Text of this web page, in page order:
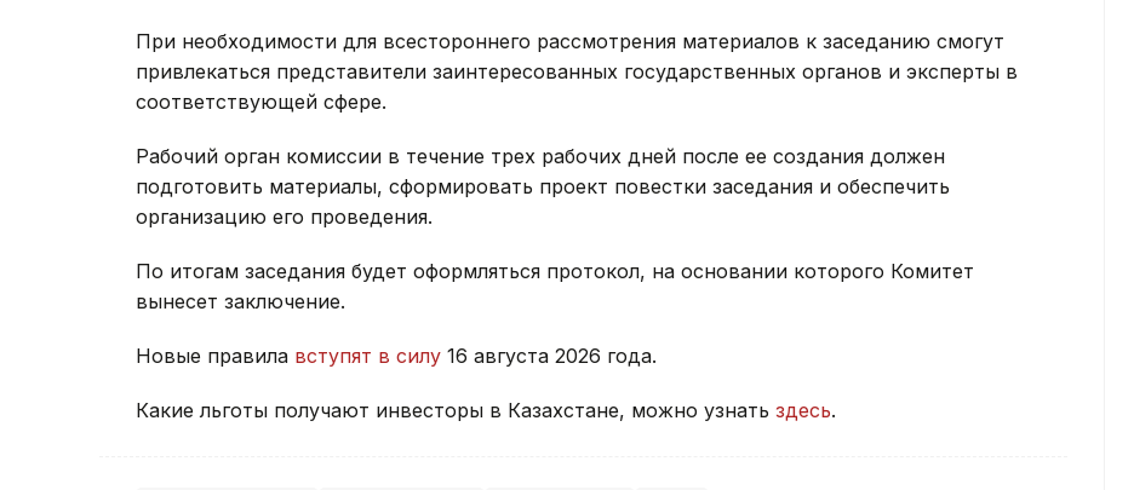
При необходимости для всестороннего рассмотрения материалов к заседанию смогут
привлекаться представители заинтересованных государственных органов и эксперты в
соответствующей сфере.
Рабочий орган комиссии в течение трех рабочих дней после ее создания должен
подготовить материалы, сформировать проект повестки заседания и обеспечить
организацию его проведения.
По итогам заседания будет оформляться протокол, на основании которого Комитет
вынесет заключение.
Новые правила вступят в силу 16 августа 2026 года.
Какие льготы получают инвесторы в Казахстане, можно узнать здесь.